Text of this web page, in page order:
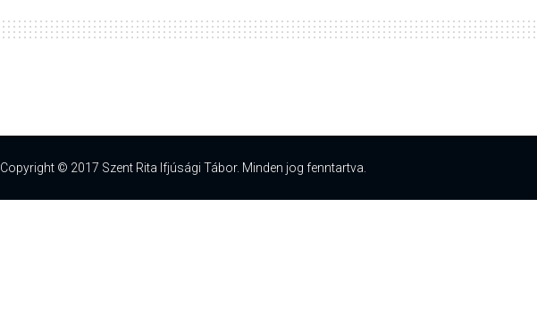
Copyright © 2017 Szent Rita Ifjúsági Tábor. Minden jog fenntartva.